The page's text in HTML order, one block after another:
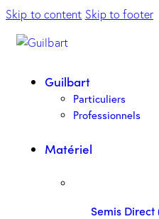
Skip to content Skip to footer
Guilbart
Particuliers
Professionnels
Matériel
Semis Direct